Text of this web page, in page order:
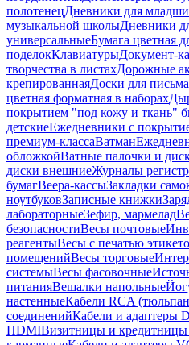
полотенецДневники для
музыкальной школыДневники
универсальныеБумага цветная
поделокКлавиатурыДокумент-
творчества в листахДорожные
крепированнаяДоски для
цветная форматная в наборах
покрытием "под кожу и ткань"
детскиеЕжедневники с
премиум-классаВатман
обложкойВатные палочки и
диски внешниеЖурналы
бумагВеера-кассыЗакладки
ноутбуковЗаписные книжки
лабораторныеЗефир, мармелад
безопасностиВесы почтовые
реагентыВесы с печатью
помещенийВесы торговые
системыВесы фасовочные
питанияВешалки напольные
настенныеКабели RCA
соединенийКабели и адаптеры
HDMIВизитницы и кредитницы